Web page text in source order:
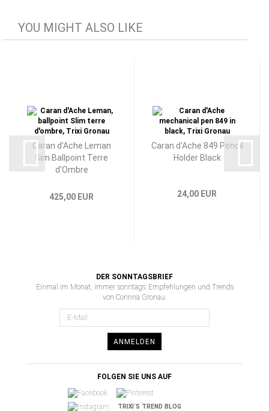
YOU MIGHT ALSO LIKE
Caran d'Ache Leman
Sim Ballpoint Terre
d'Ombre
425,00 EUR
Caran d'Ache 849 Pencil
Holder Black
24,00 EUR
DER SONNTAGSBRIEF
Einmal im Monat, immer sonntags: Empfehlungen und Trends
von Corinna Gronau.
ANMELDEN
FOLGEN SIE UNS AUF
TRIXI´S TREND BLOG